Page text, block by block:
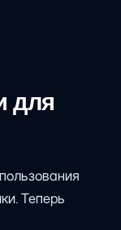
для
Теперь